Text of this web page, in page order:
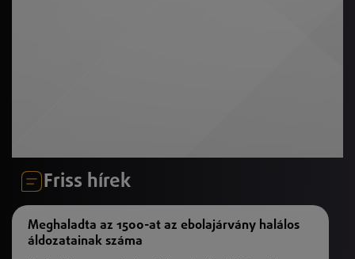
Friss hírek
Meghaladta az 1500-at az ebolajárvány halálos
áldozatainak száma